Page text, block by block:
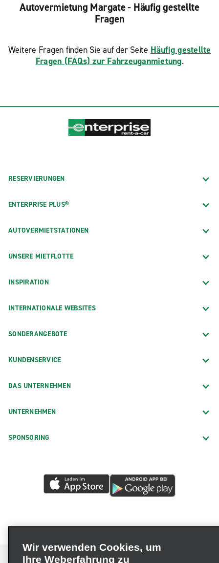
Autovermietung Margate - Häufig gestellte
Fragen
Weitere Fragen finden Sie auf der Seite Häufig gestellte
Fragen (FAQs) zur Fahrzeuganmietung.
RESERVIERUNGEN
ENTERPRISE PLUS®
AUTOVERMIETSTATIONEN
UNSERE MIETFLOTTE
INSPIRATION
INTERNATIONALE WEBSITES
SONDERANGEBOTE
KUNDENSERVICE
DAS UNTERNEHMEN
UNTERNEHMEN
SPONSORING
Wir verwenden Cookies, um
Ihre Weberfahrung zu